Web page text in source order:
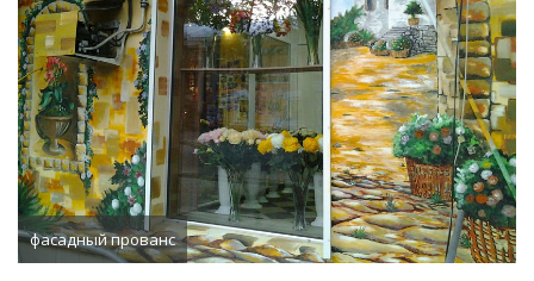
фасадный прованс